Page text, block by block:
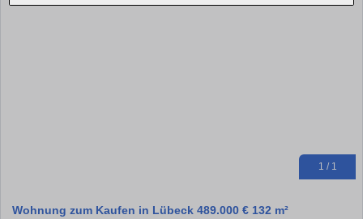
1 / 1
Wohnung zum Kaufen in Lübeck 489.000 € 132 m²